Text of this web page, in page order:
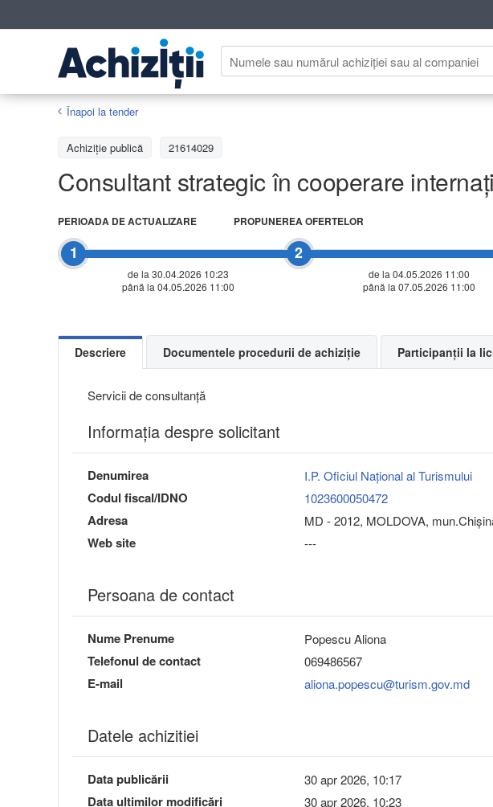
Înapoi la tender
Achiziţie publică 21614029
Consultant strategic în cooperare
1
PERIOADA DE ACTUALIZARE
de la 30.04.2026 10:23
până la 04.05.2026 11:00
2
PROPUNEREA OFERTELOR
de la 04.05.2026 11:00
până la 07.05.2026 11:00
Descriere Documentele procedurii de achiziție Participanții la
Servicii de consultanță
Informaţia despre solicitant
Denumirea I.P. Oficiul Național al Turismului
Codul fiscal/IDNO 1023600050472
Adresa MD - 2012, MOLDOVA,
Web site ---
Persoana de contact
Nume Prenume Popescu Aliona
Telefonul de contact 069486567
E-mail aliona.popescu@turism.gov.md
Datele achizitiei
Data publicării 30 apr 2026, 10:17
Data ultimilor modificări 30 apr 2026, 10:23